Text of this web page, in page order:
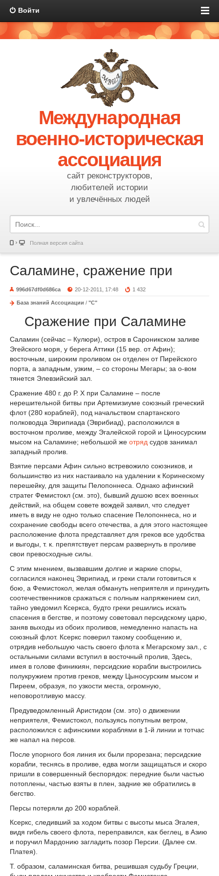
Войти
Международная
военно-историческая
ассоциация
сайт реконструкторов,
любителей истории
и увлечённых людей
Полная версия сайта
Саламине, сражение при
996d67df0d686ca 20-12-2011, 17:48 1 432
База знаний Ассоциации / "С"
Сражение при Саламине
Саламин (сейчас – Кулюри), остров в Сароникском заливе
Эгейского моря, у берега Аттики (15 вер. от Афин);
восточным, широким проливом он отделен от Пирейского
порта, а западным, узким, – со стороны Мегары; за о-вом
тянется Элевзийский зал.
Сражение 480 г. до Р. X при Саламине – после
нерешительной битвы при Артемизиуме союзный греческий
флот (280 кораблей), под начальством спартанского
полководца Эврипиада (Эврибиад), расположился в
восточном проливе, между Эгалейской горой и Циносурским
мысом на Саламине; небольшой же отряд судов занимал
западный пролив.
Взятие персами Афин сильно встревожило союзников, и
большинство из них настаивало на удалении к Коринескому
перешейку, для защиты Пелопоннеса. Однако афинский
стратег Фемистокл (см. это), бывший душою всех военных
действий, на общем совете вождей заявил, что следует
иметь в виду не одно только спасение Пелопоннеса, но и
сохранение свободы всего отечества, а для этого настоящее
расположение флота представляет для греков все удобства
и выгоды, т. к. препятствует персам развернуть в проливе
свои превосходные силы.
С этим мнением, вызвавшим долгие и жаркие споры,
согласился наконец Эврипиад, и греки стали готовиться к
бою, а Фемистокол, желая обмануть неприятеля и принудить
соотечественников сражаться с полным напряжением сил,
тайно уведомил Ксеркса, будто греки решились искать
спасения в бегстве, и поэтому советовал персидскому царю,
заняв выходы из обоих проливов, немедленно напасть на
союзный флот. Ксеркс поверил такому сообщению и,
отрядив небольшую часть своего флота к Мегарскому зал., с
остальными силами вступил в восточный пролив, Здесь,
имея в голове финикиян, персидские корабли выстроились
полукружием против греков, между Цыносурским мысом и
Пиреем, образуя, по узкости места, огромную,
неповоротливую массу.
Предуведомленный Аристидом (см. это) о движении
неприятеля, Фемистокол, пользуясь попутным ветром,
расположился с афинскими кораблями в 1-й линии и тотчас
же напал на персов.
После упорного боя линия их были прорезана; персидские
корабли, теснясь в проливе, едва могли защищаться и скоро
пришли в совершенный беспорядок: передние были частью
потоплены, частью взяты в плен, задние же обратились в
бегство.
Персы потеряли до 200 кораблей.
Ксеркс, следивший за ходом битвы с высоты мыса Эгалея,
видя гибель своего флота, переправился, как беглец, в Азию
и поручил Мардонию загладить позор Персии. (Далее см.
Платея).
Т. образом, саламинская битва, решившая судьбу Греции,